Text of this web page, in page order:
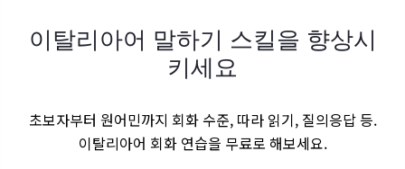
이탈리아어 말하기 스킬을 향상시
키세요
초보자부터 원어민까지 회화 수준, 따라 읽기, 질의응답 등.
이탈리아어 회화 연습을 무료로 해보세요.